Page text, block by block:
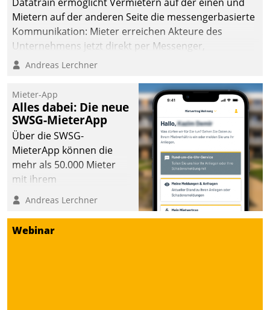
man auf
Cloudtechnologie,
bewährte und Startup-
agile Projektmethoden.
Mietern auf der anderen Seite die messengerbasierte
Kommunikation: Mieter erreichen Akteure des
Unternehmens jetzt direkt per Messenger,
Mitarbeiter oder Dienstleister empfangen oder
Andreas Lerchner
Mieter-App
Alles dabei: Die neue
SWSG-MieterApp
Über die SWSG-
MieterApp können die
mehr als 50.000 Mieter
mit ihrem
Wohnungsunternehmen
kommunizieren, auf dem
Laufenden bleiben, Daten
einsehen und ändern
Andreas Lerchner
Webinar